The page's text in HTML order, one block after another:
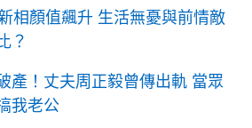
相顏值飆升 生活無憂與前情敵
？
產！丈夫周正毅曾傳出軌 當眾
我老公